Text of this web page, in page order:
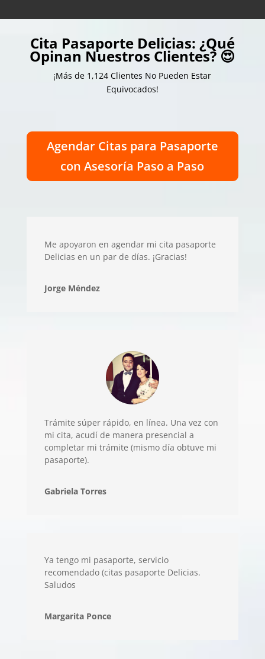
Cita Pasaporte Delicias: ¿Qué
Opinan Nuestros Clientes? 😍
¡Más de 1,124 Clientes No Pueden Estar
Equivocados!
Agendar Citas para Pasaporte
con Asesoría Paso a Paso
Me apoyaron en agendar mi cita pasaporte
Delicias en un par de días. ¡Gracias!
Jorge Méndez
Trámite súper rápido, en línea. Una vez con
mi cita, acudí de manera presencial a
completar mi trámite (mismo día obtuve mi
pasaporte).
Gabriela Torres
Ya tengo mi pasaporte, servicio
recomendado (citas pasaporte Delicias.
Saludos
Margarita Ponce